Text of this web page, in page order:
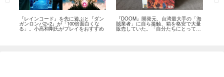
『レインコード』を先に遊ぶと『ダン
ガンロンパ2×2』が「100倍面白くな
る」。小高和剛氏がプレイをおすすめ
『DOOM』開発元、台湾最大手の「海
賊業者」に自ら接触、箱を格安で大量
販売していた。「自分たちにとっては
流通だった」